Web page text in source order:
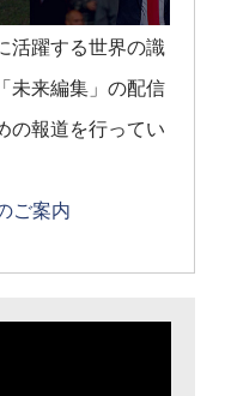
活躍する世界の識
未来編集」の配信
の報道を行ってい
ご案内